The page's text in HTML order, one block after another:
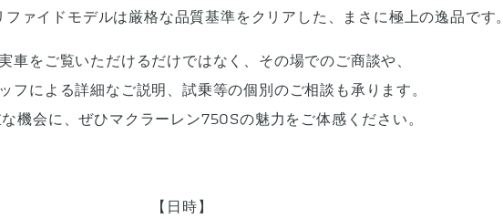
ァイドモデルは厳格な品質基準をクリアした、まさに極上の逸品です。
車をご覧いただけるだけではなく、その場でのご商談や、
フによる詳細なご説明、試乗等の個別のご相談も承ります。
機会に、ぜひマクラーレン750Sの魅力をご体感ください。
【日時】